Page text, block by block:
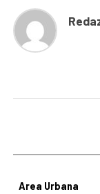
Area Urbana